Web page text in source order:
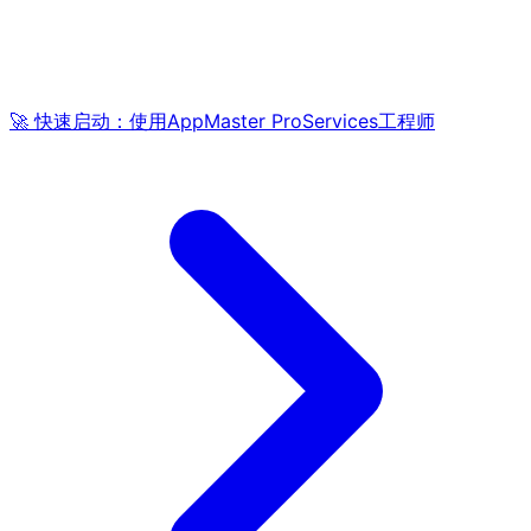
🚀 快速启动：使用AppMaster ProServices工程师